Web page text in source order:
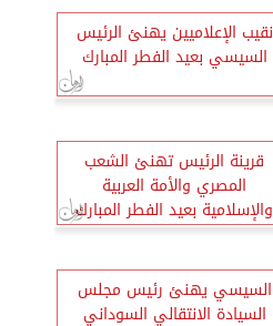
نقيب الإعلاميين يهنئ الرئيس
السيسي بعيد الفطر المبارك
قرينة الرئيس تهنئ الشعب
المصري والأمة العربية
والإسلامية بعيد الفطر المبارك
السيسي يهنئ رئيس مجلس
السيادة الانتقالي السوداني